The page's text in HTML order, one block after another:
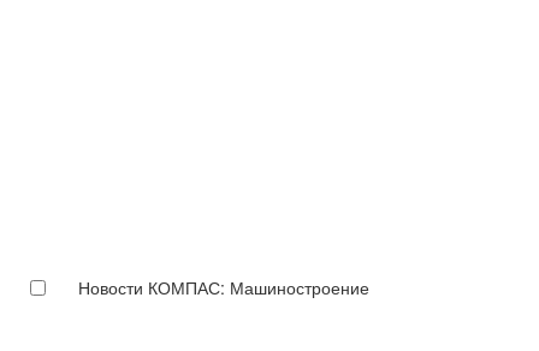
Новости КОМПАС: Машиностроение